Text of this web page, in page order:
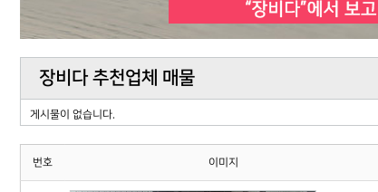
장비다 추천업체 매물
게시물이 없습니다.
번호 이미지